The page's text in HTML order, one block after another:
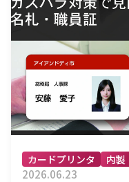
カードプリンタ 内製
2026.06.23